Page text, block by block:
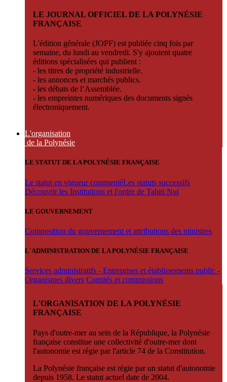
LE JOURNAL OFFICIEL DE LA POLYNÉSIE
FRANÇAISE
L'édition générale (JOPF) est publiée cinq fois par
semaine, du lundi au vendredi. S'y ajoutent quatre
éditions spécialisées qui publient :
- les titres de propriété industrielle.
- les annonces et marchés publics.
- les débats de l’Assemblée.
- les empreintes numériques des documents signés
électroniquement.
L'organisation
de la Polynésie
LE STATUT DE LA POLYNÉSIE FRANÇAISE
Le statut en vigueur commentéLes statuts successifs
Découvrir les Institutions et l'ordre de Tahiti Nui
LE GOUVERNEMENT
Composition du gouvernement et attributions des ministres
L'ADMINISTRATION DE LA POLYNÉSIE FRANÇAISE
Services administratifs - Entreprises et établissements public -
Organismes divers Comités et commissions
L'ORGANISATION DE LA POLYNÉSIE
FRANÇAISE
Pays d'outre-mer au sein de la République, la Polynésie
française constitue une collectivité d'outre-mer dont
l'autonomie est régie par l'article 74 de la Constitution.
La Polynésie française est régie par un statut d'autonomie
depuis 1958. Le statut actuel date de 2004.